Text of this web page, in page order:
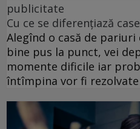
publicitate
Cu ce se diferențiază
Alegînd o casă de
bine pus la punct, vei
momente dificile iar
întîmpina vor fi